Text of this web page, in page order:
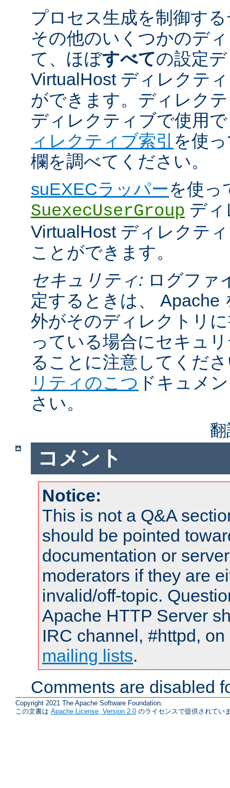
プロセス生成を制御す
その他のいくつかのデ
て、ほぼすべての設定
VirtualHost ディレクテ
ができます。ディレク
ディレクティブで使用
ィレクティブ索引 を使
欄を調べてください。
suEXECラッパーを使っ
SuexecUserGroup デ
VirtualHost ディレクテ
ことができます。
セキュリティ: ログファ
定するときは、 Apache
外がそのディレクトリ
っている場合にセキュ
ることに注意してくだ
リティのこつ ドキュメ
さい。
コメント
Notice:
This is not a Q&A
should be pointed
documentation or
moderators if they are
invalid/off-topic.
Apache HTTP Server
IRC channel, #httpd,
mailing lists.
Comments are disabled
Copyright 2021 The Apache Software Foundation.
この文書は Apache License, Version 2.0 のライセンスで提供されてい